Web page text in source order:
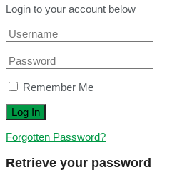
Login to your account below
Remember Me
Forgotten Password?
Retrieve your password